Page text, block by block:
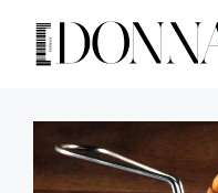
contenuto